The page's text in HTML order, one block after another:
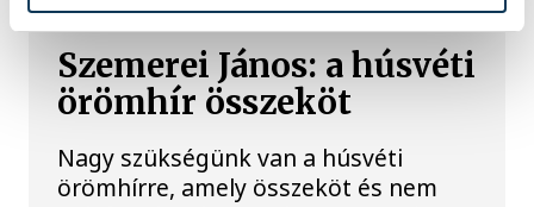
Szemerei János: a húsvéti
örömhír összeköt
Nagy szükségünk van a húsvéti
örömhírre, amely összeköt és nem